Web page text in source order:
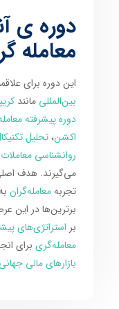
دوره ی
معامله
این دوره برای
بین‌المللی مانند
دوره پیشرفته
اکشن،تحلیل
روانشناسی معاملات
می‌گیرند. هدف
تجربهمعامله‌گران
برترین‌ها در این
بر استراتژی‌های
معامله‌گری برای
بازارهای مالی جهانی